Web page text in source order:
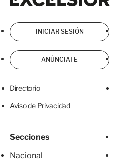
INICIAR SESIÓN
ANÚNCIATE
Directorio
Aviso de Privacidad
Secciones
Nacional